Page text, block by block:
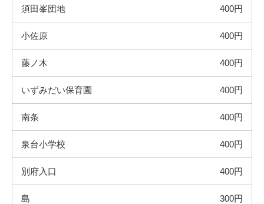
須田峯団地 400円
小佐原 400円
藤ノ木 400円
いずみだい保育園 400円
南条 400円
泉台小学校 400円
別府入口 400円
島 300円